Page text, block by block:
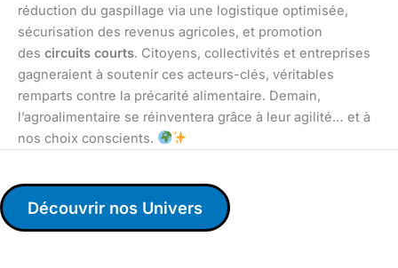
réduction du gaspillage via une logistique optimisée,
sécurisation des revenus agricoles, et promotion
des circuits courts. Citoyens, collectivités et entreprises
gagneraient à soutenir ces acteurs-clés, véritables
remparts contre la précarité alimentaire. Demain,
l’agroalimentaire se réinventera grâce à leur agilité… et à
nos choix conscients.
Découvrir nos Univers